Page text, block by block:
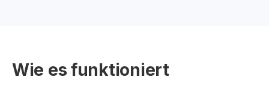
Wie es funktioniert